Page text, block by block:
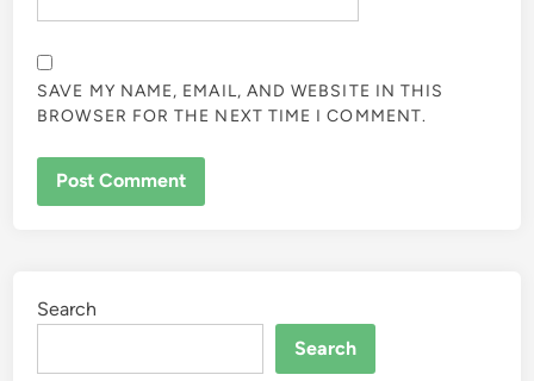
SAVE MY NAME, EMAIL, AND WEBSITE IN THIS
BROWSER FOR THE NEXT TIME I COMMENT.
Search
Search